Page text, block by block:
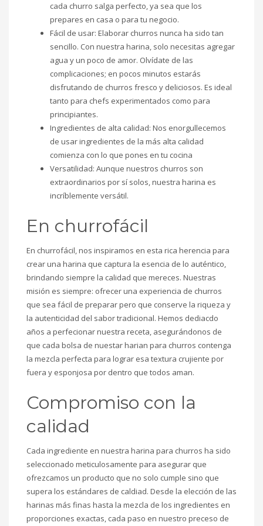
cada churro salga perfecto, ya sea que los
prepares en casa o para tu negocio.
Fácil de usar: Elaborar churros nunca ha sido tan
sencillo. Con nuestra harina, solo necesitas agregar
agua y un poco de amor. Olvídate de las
complicaciones; en pocos minutos estarás
disfrutando de churros fresco y deliciosos. Es ideal
tanto para chefs experimentados como para
principiantes.
Ingredientes de alta calidad: Nos enorgullecemos
de usar ingredientes de la más alta calidad
comienza con lo que pones en tu cocina
Versatilidad: Aunque nuestros churros son
extraordinarios por sí solos, nuestra harina es
incríblemente versátil.
En churrofácil
En churrofácil, nos inspiramos en esta rica herencia para
crear una harina que captura la esencia de lo auténtico,
brindando siempre la calidad que mereces. Nuestras
misión es siempre: ofrecer una experiencia de churros
que sea fácil de preparar pero que conserve la riqueza y
la autenticidad del sabor tradicional. Hemos dediacdo
años a perfecionar nuestra receta, asegurándonos de
que cada bolsa de nuestar harian para churros contenga
la mezcla perfecta para lograr esa textura crujiente por
fuera y esponjosa por dentro que todos aman.
Compromiso con la
calidad
Cada ingrediente en nuestra harina para churros ha sido
seleccionado meticulosamente para asegurar que
ofrezcamos un producto que no solo cumple sino que
supera los estándares de caldiad. Desde la elección de las
harinas más finas hasta la mezcla de los ingredientes en
proporciones exactas, cada paso en nuestro preceso de